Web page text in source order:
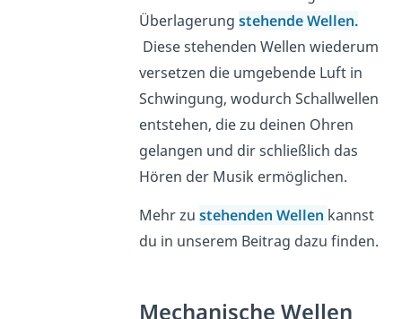
Überlagerungstehende Wellen.
Diese stehenden Wellen wiederum
versetzen die umgebende Luft in
Schwingung, wodurch Schallwellen
entstehen, die zu deinen Ohren
gelangen und dir schließlich das
Hören der Musik ermöglichen.
Mehr zustehenden Wellen kannst
du in unserem Beitrag dazu finden.
Mechanische Wellen